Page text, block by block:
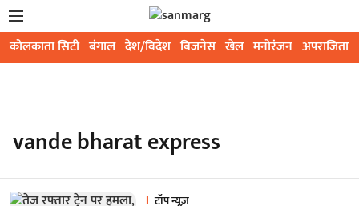
कोलकाता सिटी बंगाल देश/विदेश बिजनेस खेल मनोरंजन अपराजिता
vande bharat express
टॉप न्यूज़